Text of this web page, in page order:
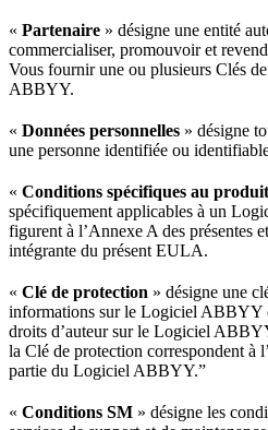
« Partenaire » désigne une entité
commercialiser, promouvoir et
Vous fournir une ou plusieurs Clés
ABBYY.
« Données personnelles » désigne
une personne identifiée ou
« Conditions spécifiques au produit
spécifiquement applicables à un
figurent à l’Annexe A des présentes
intégrante du présent EULA.
« Clé de protection » désigne une
informations sur le Logiciel ABBYY
droits d’auteur sur le Logiciel
la Clé de protection correspondent à
partie du Logiciel ABBYY.”
« Conditions SM » désigne les